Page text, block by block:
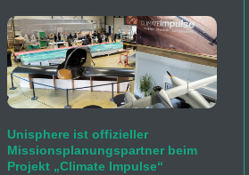
Unisphere ist offizieller
Missionsplanungspartner beim
Projekt „Climate Impulse“